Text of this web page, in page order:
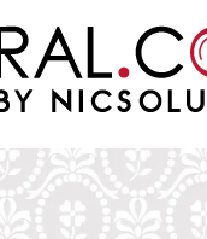
INFANTILES JACK 'N ROSE